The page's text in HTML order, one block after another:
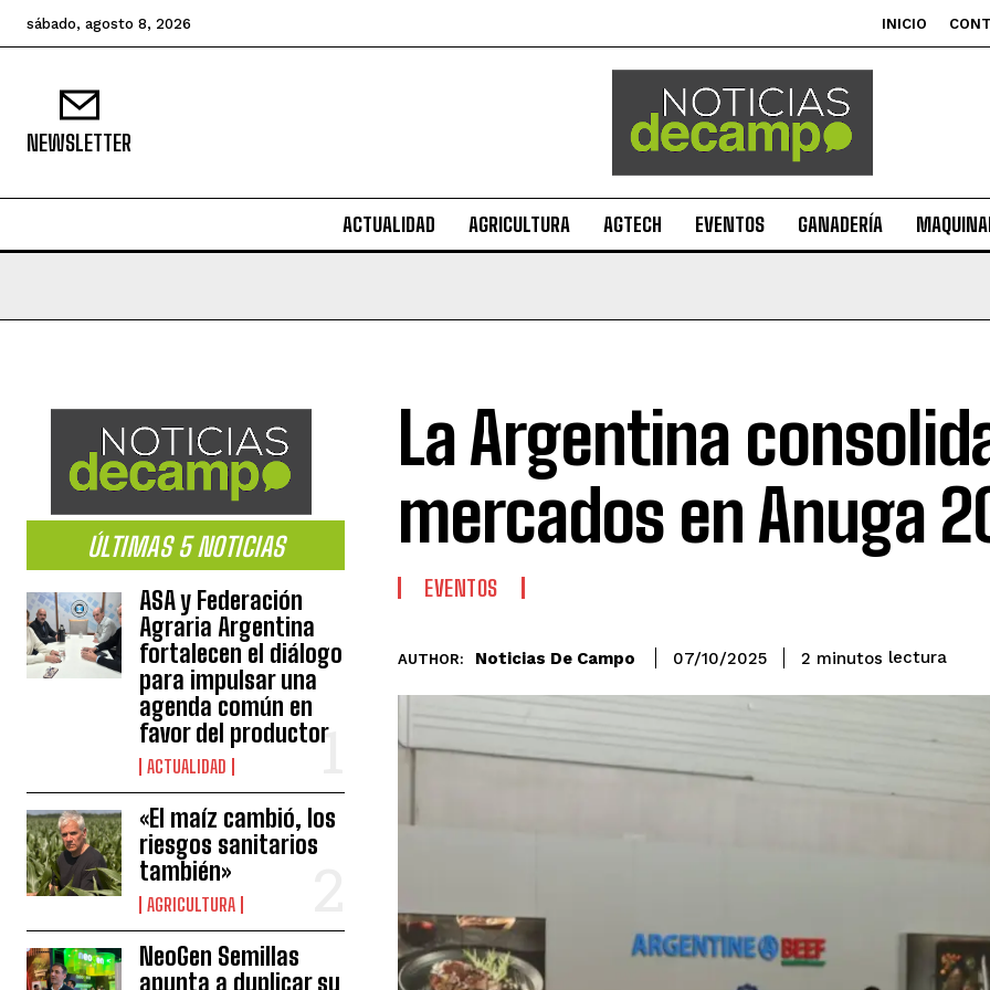
sábado, agosto 8, 2026 INICIO
NEWSLETTER
ACTUALIDAD AGRICULTURA AGTECH EVENTOS GANADERÍA
ÚLTIMAS 5 NOTICIAS
ASA y Federación
Agraria Argentina
fortalecen el diálogo
para impulsar una
agenda común en
favor del productor
ACTUALIDAD
«El maíz cambió, los
riesgos sanitarios
también»
AGRICULTURA
NeoGen Semillas
apunta a duplicar su
La Argentina
mercados en Anuga
EVENTOS
AUTHOR: Noticias De Campo 07/10/2025 2 minutos lectura